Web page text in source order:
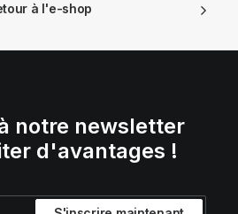
à l'e-shop
notre newsletter
d'avantages !